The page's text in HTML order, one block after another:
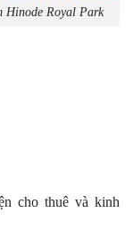
Hinode Royal Park
cho thuê và kinh